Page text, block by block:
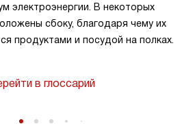
электроэнергии. В некоторых
сбоку, благодаря чему их
продуктами и посудой на полках.
в глоссарий